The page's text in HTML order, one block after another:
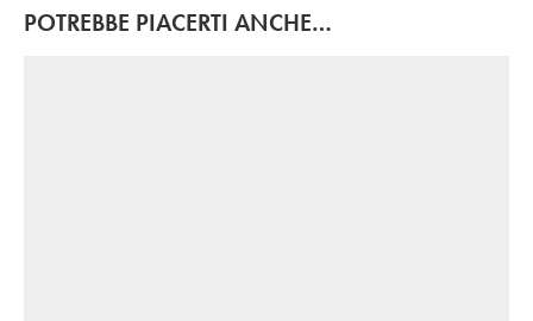
POTREBBE PIACERTI ANCHE…